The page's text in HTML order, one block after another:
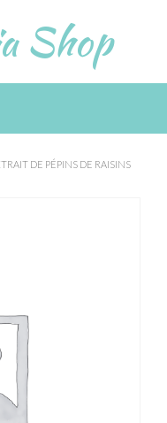
Shop
DE PÉPINS DE RAISINS